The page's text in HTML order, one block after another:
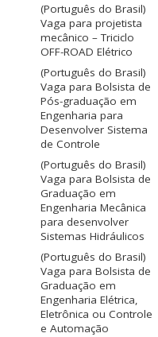
(Português do Brasil)
Vaga para projetista
mecânico – Triciclo
OFF-ROAD Elétrico
(Português do Brasil)
Vaga para Bolsista de
Pós-graduação em
Engenharia para
Desenvolver Sistema
de Controle
(Português do Brasil)
Vaga para Bolsista de
Graduação em
Engenharia Mecânica
para desenvolver
Sistemas Hidráulicos
(Português do Brasil)
Vaga para Bolsista de
Graduação em
Engenharia Elétrica,
Eletrônica ou Controle
e Automação